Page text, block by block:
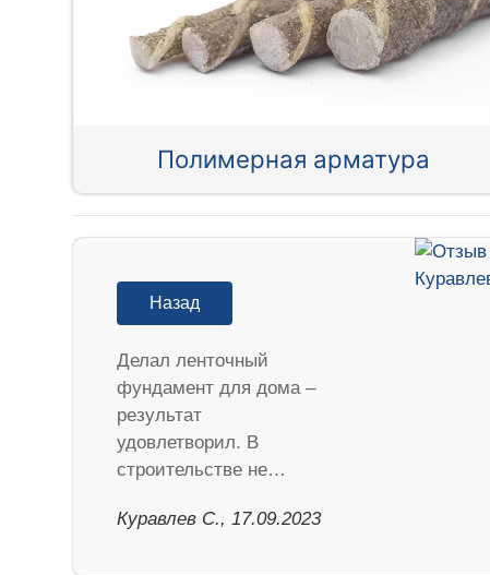
Полимерная арматура
Назад
Делал ленточный
фундамент для дома –
результат
удовлетворил. В
строительстве не…
Куравлев С., 17.09.2023